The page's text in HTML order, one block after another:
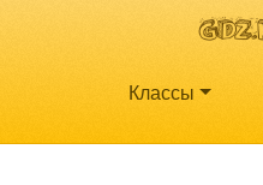
Классы